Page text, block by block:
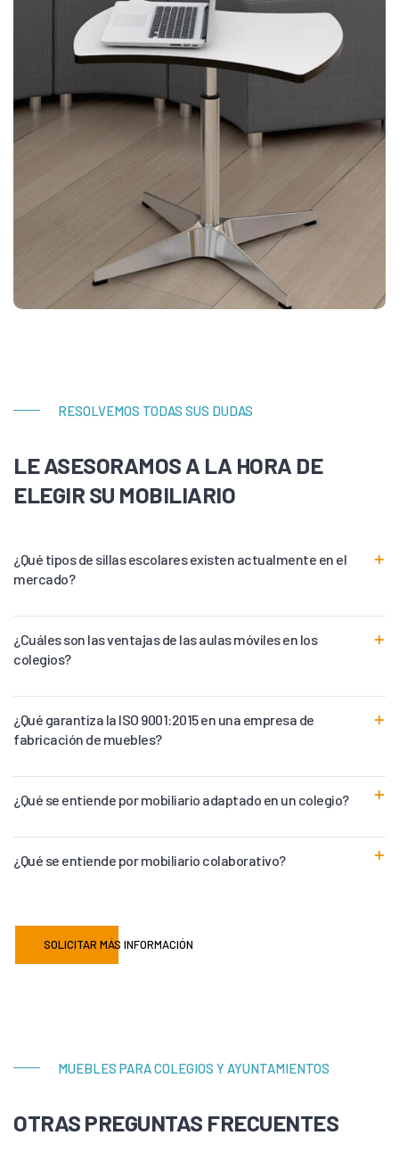
RESOLVEMOS TODAS SUS DUDAS
LE ASESORAMOS A LA HORA DE
ELEGIR SU MOBILIARIO
¿Qué tipos de sillas escolares existen actualmente en el
mercado?
¿Cuáles son las ventajas de las aulas móviles en los
colegios?
¿Qué garantiza la ISO 9001:2015 en una empresa de
fabricación de muebles?
¿Qué se entiende por mobiliario adaptado en un colegio?
¿Qué se entiende por mobiliario colaborativo?
SOLICITAR MÁS INFORMACIÓN
MUEBLES PARA COLEGIOS Y AYUNTAMIENTOS
OTRAS PREGUNTAS FRECUENTES